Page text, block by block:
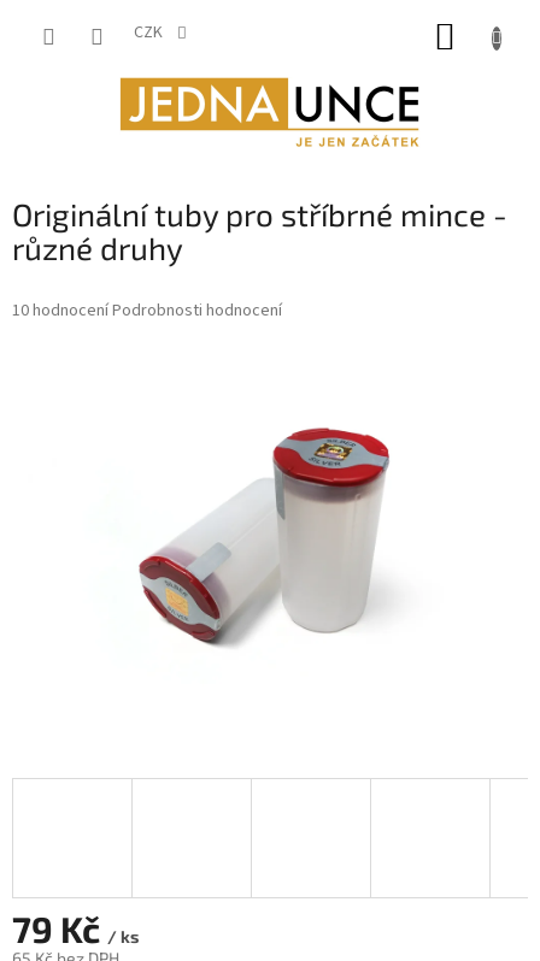
CZK
Originální tuby pro stříbrné mince -
různé druhy
Průměrné
10 hodnoceníPodrobnosti hodnocení
79 Kč / ks